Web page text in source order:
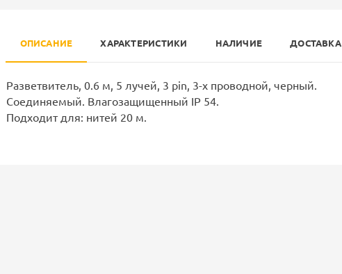
ОПИСАНИЕ ХАРАКТЕРИСТИКИ НАЛИЧИЕ ДОСТАВКА
Разветвитель, 0.6 м, 5 лучей, 3 pin, 3-х проводной, черный.
Соединяемый. Влагозащищенный IP 54.
Подходит для: нитей 20 м.